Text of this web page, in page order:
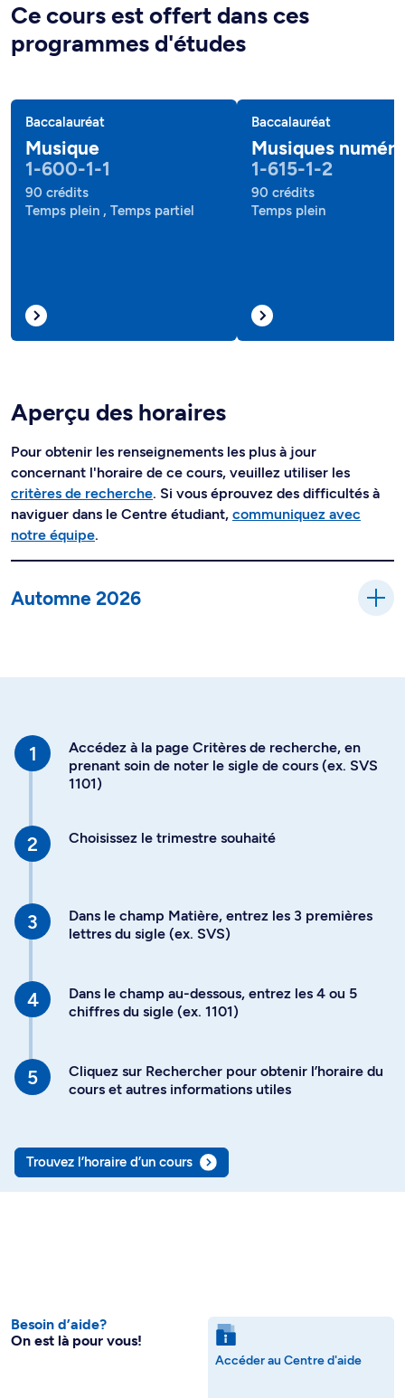
Ce cours est offert dans ces
programmes d'études
Baccalauréat
Musique
1-600-1-1
90 crédits
Temps plein , Temps partiel
Baccalauréat
Musiques
1-615-1-2
90 crédits
Temps plein
Aperçu des horaires
Pour obtenir les renseignements les plus à jour
concernant l'horaire de ce cours, veuillez utiliser les
critères de recherche. Si vous éprouvez des difficultés à
naviguer dans le Centre étudiant, communiquez avec
notre équipe.
Automne 2026
Accédez à la page Critères de recherche, en
prenant soin de noter le sigle de cours (ex. SVS
1101)
Choisissez le trimestre souhaité
Dans le champ Matière, entrez les 3 premières
lettres du sigle (ex. SVS)
Dans le champ au-dessous, entrez les 4 ou 5
chiffres du sigle (ex. 1101)
Cliquez sur Rechercher pour obtenir l’horaire du
cours et autres informations utiles
Trouvez l’horaire d’un cours
Besoin d’aide?
On est là pour vous!
Accéder au Centre d'aide